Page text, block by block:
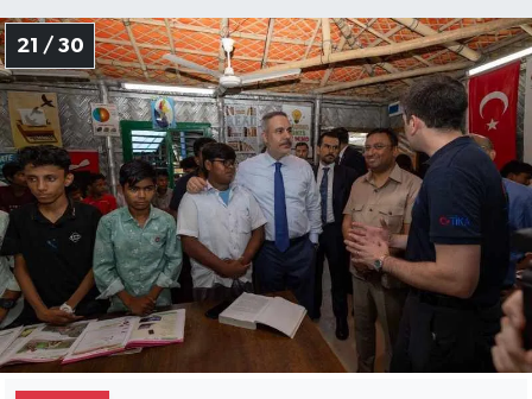
21 / 30